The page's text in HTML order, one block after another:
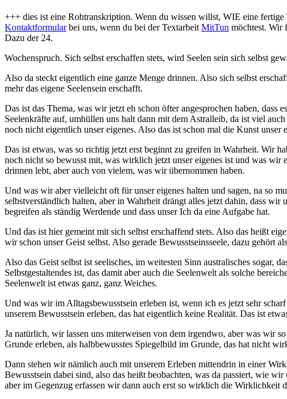
+++ dies ist eine Rohtranskription. Wenn du wissen willst, WIE eine
Kontaktformularbei uns, wenn du bei der Textarbeit MitTun möchtest. Wir
Dazu der 24.
Wochenspruch. Sich selbst erschaffen stets, wird Seelen sein sich selbst
Also da steckt eigentlich eine ganze Menge drinnen. Also sich selbst
mehr das eigene Seelensein erschafft.
Das ist das Thema, was wir jetzt eh schon öfter angesprochen haben,
Seelenkräfte auf, umhüllen uns halt dann mit dem Astralleib, da ist viel
noch nicht eigentlich unser eigenes. Also das ist schon mal die Kunst unser
Das ist etwas, was so richtig jetzt erst beginnt zu greifen in Wahrheit. Wir
noch nicht so bewusst mit, was wirklich jetzt unser eigenes ist und was
drinnen lebt, aber auch von vielem, was wir übernommen haben.
Und was wir aber vielleicht oft für unser eigenes halten und sagen, na so
selbstverständlich halten, aber in Wahrheit drängt alles jetzt dahin, dass
begreifen als ständig Werdende und dass unser Ich da eine Aufgabe hat.
Und das ist hier gemeint mit sich selbst erschaffend stets. Also das heißt
wir schon unser Geist selbst. Also gerade Bewusstseinsseele, dazu gehört
Also das Geist selbst ist seelisches, im weitesten Sinn australisches sogar,
Selbstgestaltendes ist, das damit aber auch die Seelenwelt als solche
Seelenwelt ist etwas ganz, ganz Weiches.
Und was wir im Alltagsbewusstsein erleben ist, wenn ich es jetzt sehr
unserem Bewusstsein erleben, das hat eigentlich keine Realität. Das ist
Ja natürlich, wir lassen uns miterweisen von dem irgendwo, aber was wir
Grunde erleben, als halbbewusstes Spiegelbild im Grunde, das hat nicht
Dann stehen wir nämlich auch mit unserem Erleben mittendrin in einer
Bewusstsein dabei sind, also das heißt beobachten, was da passiert, wie
aber im Gegenzug erfassen wir dann auch erst so wirklich die Wirklichkeit